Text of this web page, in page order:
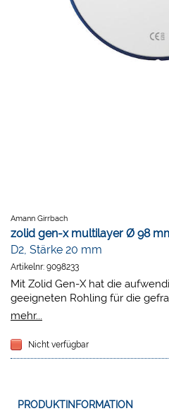
Amann Girrbach
zolid gen-x multilayer Ø 98
D2, Stärke 20 mm
Artikelnr: 9098233
Mit Zolid Gen-X hat die
geeigneten Rohling für die
denn die neusten Rohlinge der
Zolid HT+ Produktgruppe: die
Eigenschaften und
mehr...
Nicht verfügbar
PRODUKTINFORMATION